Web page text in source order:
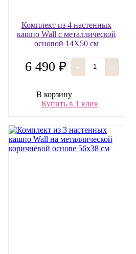
Комплект из 4 настенных
кашпо Wall с металлической
основой 14Х50 см
6 490 ₽ - +
В корзину
Купить в 1 клик